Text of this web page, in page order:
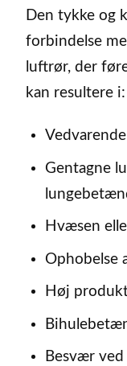
Den tykke og
forbindelse
luftrør, der
kan resultere i:
Gentagne
Hvæsen
Ophobelse
Høj
Besvær